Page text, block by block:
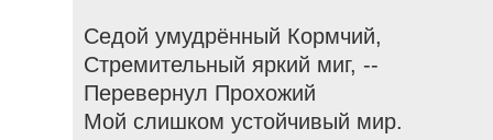
Седой умудрённый Кормчий,
Стремительный яркий миг, --
Перевернул Прохожий
Мой слишком устойчивый мир.